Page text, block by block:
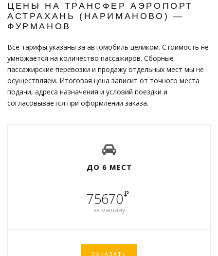
ЦЕНЫ НА ТРАНСФЕР АЭРОПОРТ
АСТРАХАНЬ (НАРИМАНОВО) —
ФУРМАНОВ
Все тарифы указаны за автомобиль целиком. Стоимость не
умножается на количество пассажиров. Сборные
пассажирские перевозки и продажу отдельных мест мы не
осуществляем. Итоговая цена зависит от точного места
подачи, адреса назначения и условий поездки и
согласовывается при оформлении заказа.
ДО 6 МЕСТ
75670₽
за машину
ЗАКАЗАТЬ